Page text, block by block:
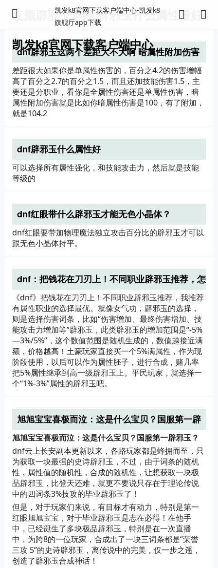
凯发k8官网下载客户端中心-凯发k8
旗舰厅app下载
红颜辟邪玉选择,辟邪玉什么属性最好-
凯发k8官网下载客户端中心
dnf辟邪玉这两个差距大不大啊 暗属性附加伤害
是什么意思？
差距很大如果你是单属性伤害的，百分之4.2的伤害增幅
高了百分之2.7的百分之1.5，而且还加技能伤害1.5，主
要还是分职业，看你是全属性伤害还是单属性伤害，暗
属性附加伤害就是比如你暗属性伤害是100，有了附加，
就是104.2
dnf辟邪玉什么属性好
可以选择所有属性强化，和技能攻击力，然后就是技能
等级的
dnf红眼带什么辟邪玉才能无色小晶体？
dnf红眼要带加物理魔法独立攻击百分比的辟邪玉才可以
跟无色小晶体持平。
dnf：把钱花在刀刃上！不同职业辟邪玉推荐，怎
么选择才是最优？
《dnf》把钱花在刀刃上！不同职业辟邪玉推荐，我推荐
有属性职业的选择最优。就像女气功，辟邪玉的选择，
则是选择伤害词条，比如“伤害增加、最终伤害增加、技
能攻击力增加等”辟邪玉，此类辟邪玉的增加范围是“-5%
—3%/5%”，这个数值范围是随机生成的，数值越接近满
额，价格越高！土豪玩家直接买一个5%满属性，作为现
阶段使用，以后可以作为属性胚子，进行合成，赌几率
把5%属性继承到高一级辟邪玉上。平民玩家，就选择一
个“1%-3%”属性的辟邪玉吧。
旭旭宝宝喜极而泣：这是什么宝贝？国服第一辟
邪玉？怎么回事？
旭旭宝宝喜极而泣：这是什么宝贝？国服第一辟邪玉？
dnf云上长安副本更新以来，各路玩家都是蜂拥而至，只
为获取一块最强的史诗辟邪玉，不过，由于词条的随机
性，属性值的随机性，合成的随机性，让想获取一块极
品辟邪玉，比登天还难，就更不要说只存在于理论传说
中的四词条3%技攻的毕业辟邪玉了！
但是，对于玩家们来说，有目标才有动力，特别是第一
红眼旭旭宝宝，对于毕业辟邪玉是志在必得！在他手
中，已经诞生了多块极品辟邪玉，特别是在一次直播
中，为跨8的一位玩家，合成出了一块三词条都是“荣誉
三攻 5”的史诗辟邪玉，离传说中的完美，仅一步之遥，
创造了辟邪玉合成神话！